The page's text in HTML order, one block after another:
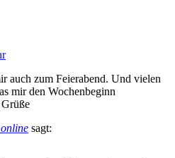
auch zum Feierabend. Und vielen
mir den Wochenbeginn
sagt: